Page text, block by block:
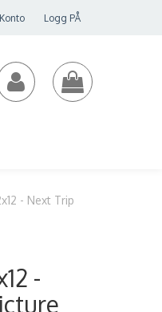
Konto Logg PÅ
- Next Trip
-